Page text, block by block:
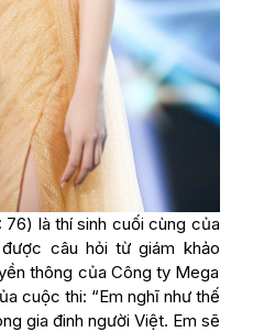
76) là thí sinh cuối cùng của
câu hỏi từ giám khảo
thông của Công ty Mega
cuộc thi: “Em nghĩ như thế
gia đinh người Việt. Em sẽ